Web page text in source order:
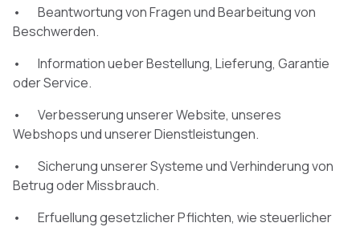
• Beantwortung von Fragen und Bearbeitung von
Beschwerden.
• Information ueber Bestellung, Lieferung, Garantie
oder Service.
• Verbesserung unserer Website, unseres
Webshops und unserer Dienstleistungen.
• Sicherung unserer Systeme und Verhinderung von
Betrug oder Missbrauch.
• Erfuellung gesetzlicher Pflichten, wie steuerlicher